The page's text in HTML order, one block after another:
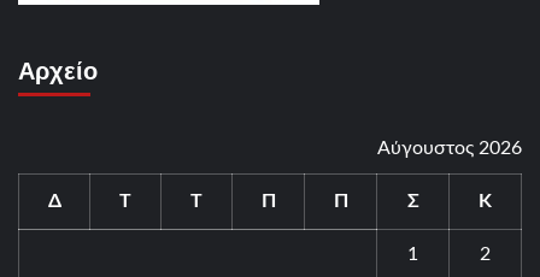
Αρχείο
Αύγουστος 2026
Δ Τ Τ Π Π Σ Κ
1 2